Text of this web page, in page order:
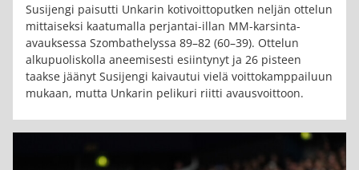
Susijengi paisutti Unkarin kotivoittoputken neljän ottelun
mittaiseksi kaatumalla perjantai-illan MM-karsinta-
avauksessa Szombathelyssa 89–82 (60–39). Ottelun
alkupuoliskolla aneemisesti esiintynyt ja 26 pisteen
taakse jäänyt Susijengi kaivautui vielä voittokamppailuun
mukaan, mutta Unkarin pelikuri riitti avausvoittoon.